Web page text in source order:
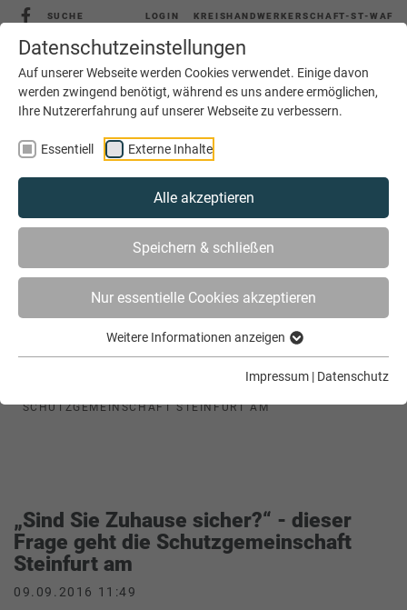
Datenschutzeinstellungen
Auf unserer Webseite werden Cookies verwendet. Einige davon
werden zwingend benötigt, während es uns andere ermöglichen,
Ihre Nutzererfahrung auf unserer Webseite zu verbessern.
Essentiell Externe Inhalte
Alle akzeptieren
Speichern & schließen
Nur essentielle Cookies akzeptieren
Weitere Informationen anzeigen
Impressum | Datenschutz
SUCHE LOGIN KREISHANDWERKERSCHAFT-ST-WAF
SIE SIND HIER
AKTUELLES
„SIND SIE ZUHAUSE SICHER?“ - DIESER FRAGE GEHT DIE
SCHUTZGEMEINSCHAFT STEINFURT AM
„Sind Sie Zuhause sicher?“ - dieser
Frage geht die Schutzgemeinschaft
Steinfurt am
09.09.2016 11:49